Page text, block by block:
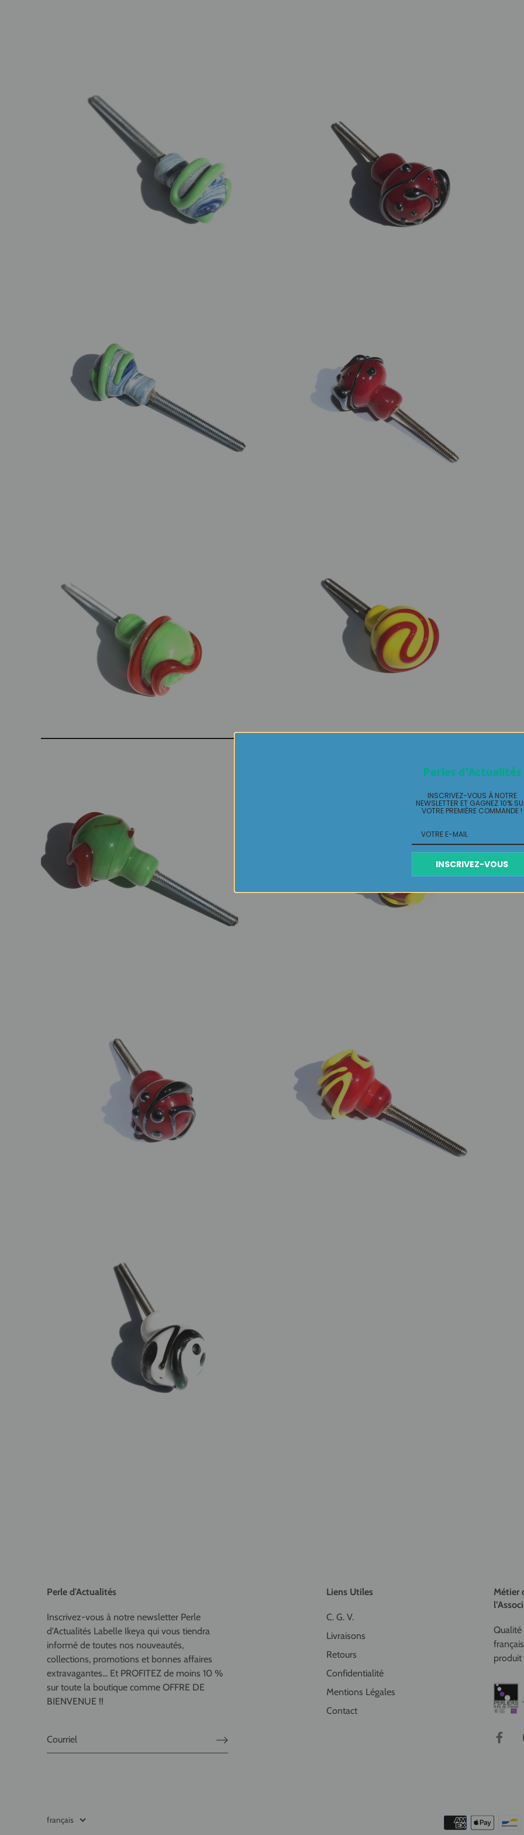
Perle d'Actualités
Inscrivez-vous à notre newsletter Perle
d'Actualités Labelle Ikeya qui vous tiendra
informé de toutes nos nouveautés,
collections, promotions et bonnes affaires
extravagantes... Et PROFITEZ de moins 10 %
sur toute la boutique comme OFFRE DE
BIENVENUE !!
Liens Utiles
C. G. V.
Livraisons
Retours
Confidentialité
Mentions Légales
Contact
Métier
produit
Langue
français
Perles d'Actualités
INSCRIVEZ-VOUS À NOTRE
NEWSLETTER ET GAGNEZ 10%
VOTRE PREMIÈRE COMMANDE !
INSCRIVEZ-VOUS